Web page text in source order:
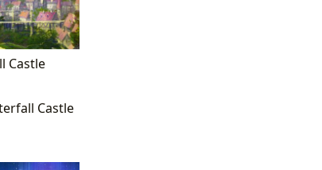
Castle
Castle